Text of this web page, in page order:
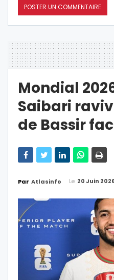
Mondial
Saibari
de Bassir
Par Atlasinfo Le 20 Juin